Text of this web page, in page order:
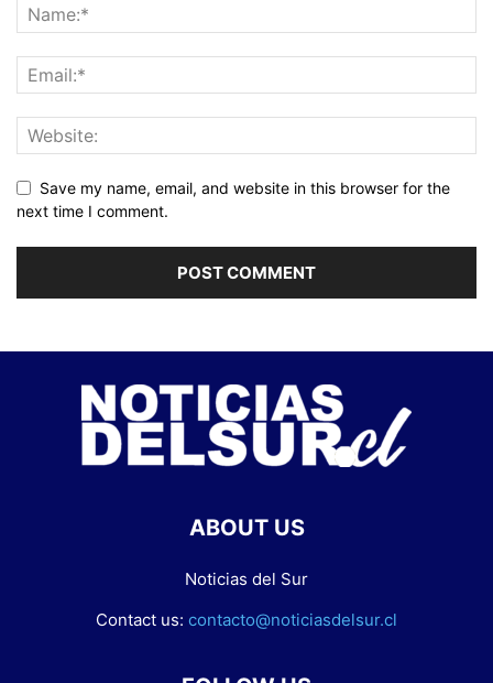
Save my name, email, and website in this browser for the
next time I comment.
ABOUT US
Noticias del Sur
Contact us: contacto@noticiasdelsur.cl